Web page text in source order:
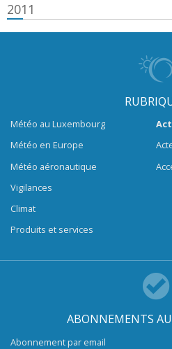
2011
Météo au Luxembourg
Météo en Europe
Météo aéronautique
Vigilances
Climat
Produits et services
ABONNEMENTS
Abonnement par email